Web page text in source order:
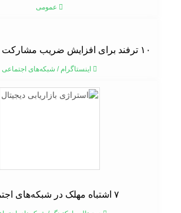
عمومی
۱۰ ترفند برای افزایش ضریب مشارکت در اینستاگرام
اینستاگرام/شبکه‌های اجتماعی